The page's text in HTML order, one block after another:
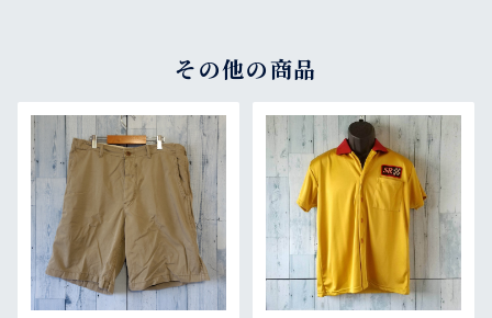
その他の商品